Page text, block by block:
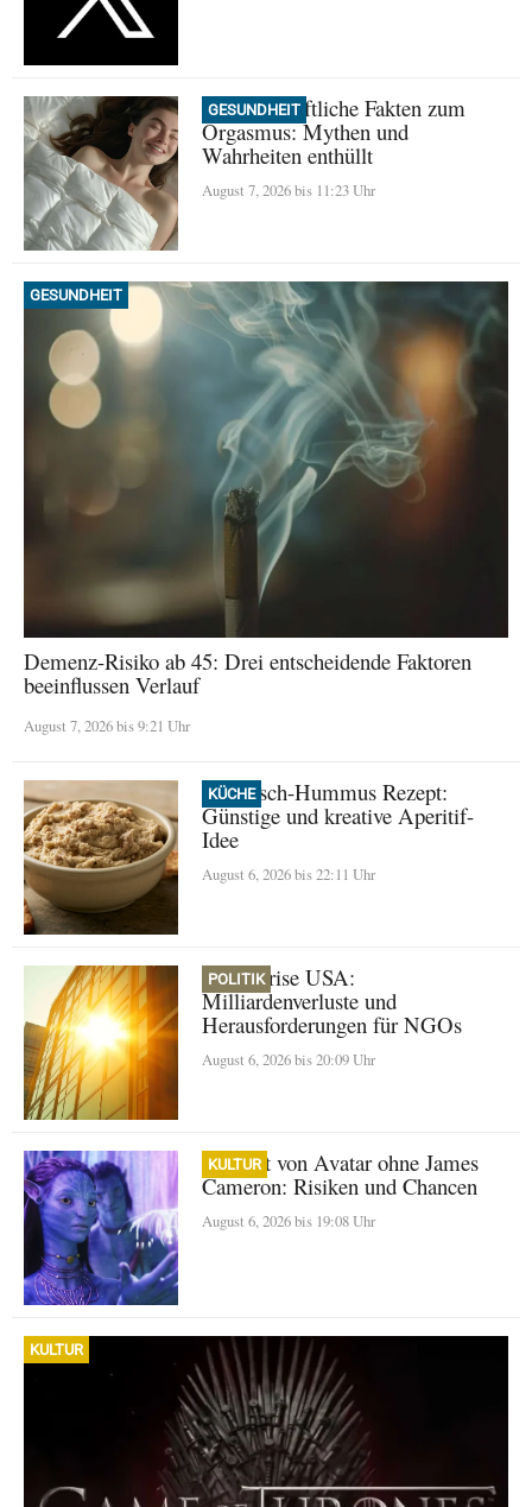
GESUNDHEIT
Wissenschaftliche Fakten zum
Orgasmus: Mythen und
Wahrheiten enthüllt
August 7, 2026 bis 11:23 Uhr
GESUNDHEIT
Demenz-Risiko ab 45: Drei entscheidende Faktoren
beeinflussen Verlauf
August 7, 2026 bis 9:21 Uhr
KÜCHE
Thunfisch-Hummus Rezept:
Günstige und kreative Aperitif-
Idee
August 6, 2026 bis 22:11 Uhr
POLITIK
Klimakrise USA:
Milliardenverluste und
Herausforderungen für NGOs
August 6, 2026 bis 20:09 Uhr
KULTUR
Zukunft von Avatar ohne James
Cameron: Risiken und Chancen
August 6, 2026 bis 19:08 Uhr
KULTUR